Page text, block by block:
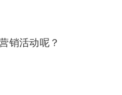
销活动呢？